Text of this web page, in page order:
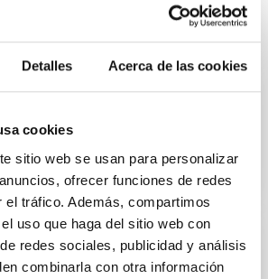
Detalles Acerca de las cookies
cookies
sitio web se usan para personalizar
ofrecer funciones de redes
el tráfico. Además, compartimos
uso que haga del sitio web con
redes sociales, publicidad y análisis
combinarla con otra información
Central del IAC